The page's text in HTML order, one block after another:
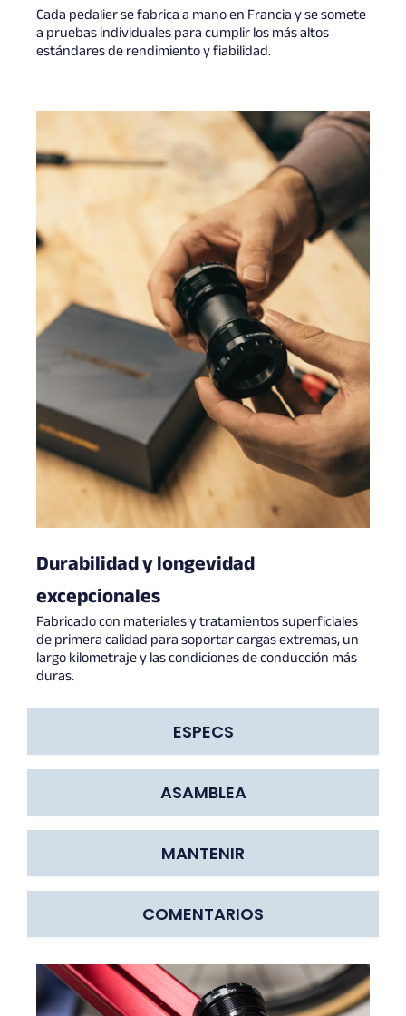
ESPECS
ASAMBLEA
MANTENIR
COMENTARIOS
Cada pedalier se fabrica a mano en Francia y se somete
a pruebas individuales para cumplir los más altos
estándares de rendimiento y fiabilidad.
Durabilidad y longevidad
excepcionales
Fabricado con materiales y tratamientos superficiales
de primera calidad para soportar cargas extremas, un
largo kilometraje y las condiciones de conducción más
duras.